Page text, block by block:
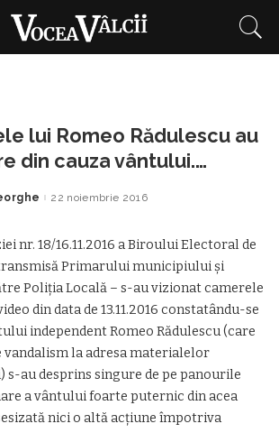
lui Romeo Rădulescu au
din cauza vântului.
bată-l vina!
22 noiembrie 2016
nr. 18/16.11.2016 a Biroului Electoral de
Primarului municipiului şi
Poliţia Locală – s-au vizionat camerele
din data de 13.11.2016 constatându-se
independent Romeo Rădulescu (care
vandalism la adresa materialelor
au desprins singure de pe panourile
a vântului foarte puternic din acea
nici o altă acţiune împotriva